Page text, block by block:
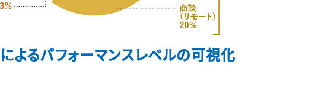
よるパフォーマンスレベルの可視化